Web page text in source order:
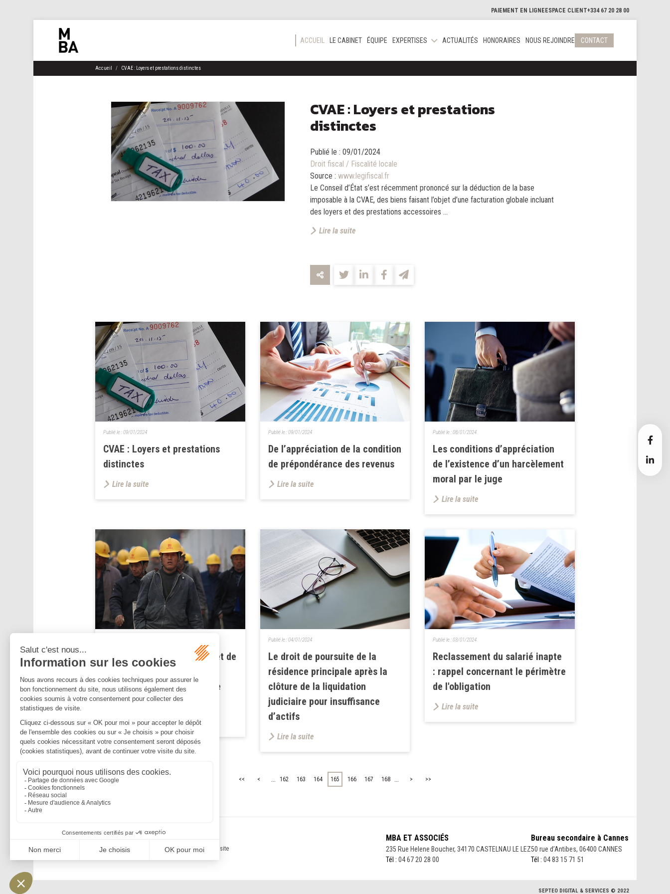
PAIEMENT EN LIGNE ESPACE CLIENT+334 67 20 28 00
ACCUEIL LE CABINET ÉQUIPE EXPERTISES ACTUALITÉS HONORAIRES NOUS REJOINDRE CONTACT
Accueil CVAE : Loyers et prestations distinctes
CVAE : Loyers et prestations
distinctes
Publié le : 09/01/2024
Droit fiscal / Fiscalité locale
Source : www.legifiscal.fr
Le Conseil d’État s’est récemment prononcé sur la déduction de la base
imposable à la CVAE, des biens faisant l’objet d’une facturation globale incluant
des loyers et des prestations accessoires ...
Lire la suite
CVAE : Loyers et prestations
distinctes
Publié le :09/01/2024
Lire la suite
De l’appréciation de la condition
de prépondérance des revenus
Publié le :09/01/2024
Lire la suite
Les conditions d’appréciation
de l’existence d’un harcèlement
moral par le juge
Publié le :08/01/2024
Lire la suite
Opérations de chargement et de
l’obligation de mise en place
d’un protocole de sécurité
Lire la suite
Le droit de poursuite de la
résidence principale après la
clôture de la liquidation
judiciaire pour insuffisance
d’actifs
Publié le :04/01/2024
Lire la suite
Reclassement du salarié inapte
: rappel concernant le périmètre
de l'obligation
Publié le :03/01/2024
Lire la suite
<< < ... 162 163 164 165 166 167 168 ... > >>
Mentions légales Politique de confidentialité Politique de cookiesPlan du site
MBA ET ASSOCIÉS
235 Rue Helene Boucher, 34170 CASTELNAU LE LEZ
Tél : 04 67 20 28 00
Bureau secondaire à Cannes
50 rue d’Antibes, 06400 CANNES
Tél : 04 83 15 71 51
SEPTEO DIGITAL & SERVICES © 2022